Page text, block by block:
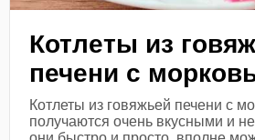
Котлеты из
печени с
Котлеты из говяжьей печени с
получаются очень вкусными и